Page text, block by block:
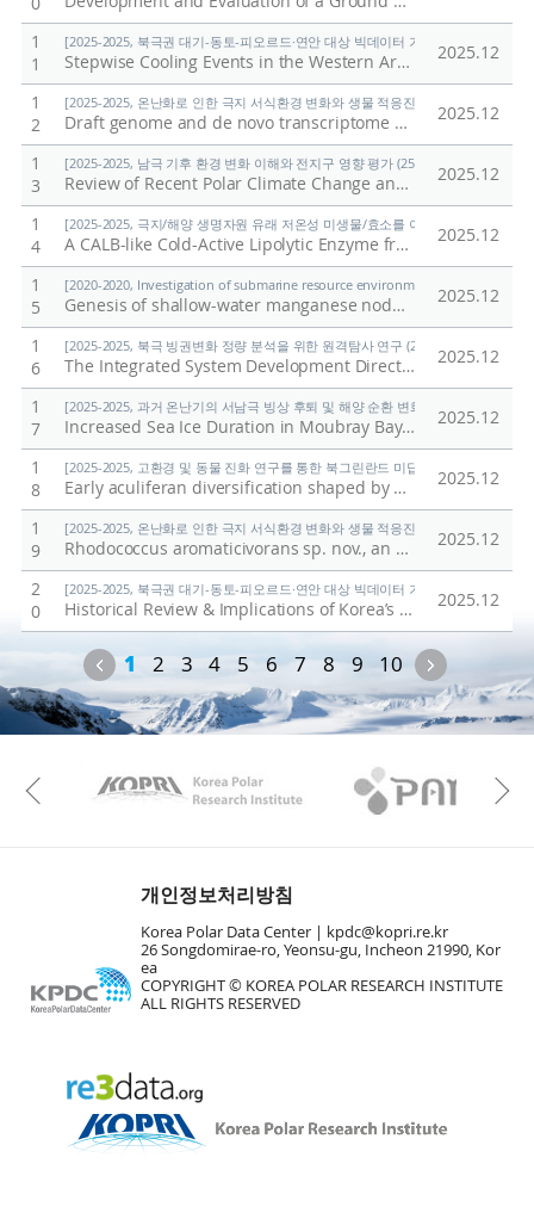
0
1
1
[2025-2025, 북극권 대기-동토-피오르드·연안 대상 빅데이터 기반 기후변화 대응
Stepwise Cooling Events in the Western Arctic at 8.2 and 4.2 ka: Proxy Development and Application 2025.12
1
2
[2025-2025, 온난화로 인한 극지 서식환경 변화와 생물 적응진화 연구 (25-25) / 김
Draft genome and de novo transcriptome assembly of the Antarctic marine flatworm Obrimoposthia wandeli 2025.12
1
3
[2025-2025, 남극 기후 환경 변화 이해와 전지구 영향 평가 (25-25) / 정의석]
Review of Recent Polar Climate Change and Its Impact 2025.12
1
4
[2025-2025, 극지/해양 생명자원 유래 저온성 미생물/효소를 이용한 환경유해물
A CALB-like Cold-Active Lipolytic Enzyme from Pseudonocardia antarctica: Expression, Biochemical Characterization, and AlphaFold-Guided Dynamics 2025.12
1
5
[2020-2020, Investigation of submarine resource environment and seabed
Genesis of shallow-water manganese nodules with uniquely high Mn/Fe ratios 2025.12
1
6
[2025-2025, 북극 빙권변화 정량 분석을 위한 원격탐사 연구 (25-25) / 김현철]
The Integrated System Development Direction for Expanding the Application of Polar Spatial Information 2025.12
1
7
[2025-2025, 과거 온난기의 서남극 빙상 후퇴 및 해양 순환 변화 연구 (25-25) / 유
Increased Sea Ice Duration in Moubray Bay, Northwest Ross Sea Linked to Early Holocene Wind Strength 2025.12
1
8
[2025-2025, 고환경 및 동물 진화 연구를 통한 북그린란드 미답지 진출 (25-25) / 박
Early aculiferan diversification shaped by Ægir-Iapetus palaeogeography: Insights from North Greenland (Cambrian Series 2, Stage 4) 2025.12
1
9
[2025-2025, 온난화로 인한 극지 서식환경 변화와 생물 적응진화 연구 (25-25) / 김
Rhodococcus aromaticivorans sp. nov., an o-xylene degrading bacterium, and evidence supporting reclassification of Rhodococcus jostii RHA1 2025.12
2
0
[2025-2025, 북극권 대기-동토-피오르드·연안 대상 빅데이터 기반 기후변화 대응
Historical Review & Implications of Korea’s Arctic Sea Route Policy 2025.12
Previous
1 2 3 4 5 6 7 8 9 10
KAOS Kopri
Previous
개인정보처리방침
Korea Polar Data Center |
kpdc@kopri.re.kr
26 Songdomirae-ro, Yeonsu-gu, Incheon 21990, Kor
ea
COPYRIGHT © KOREA POLAR RESEARCH INSTITUTE
ALL RIGHTS RESERVED